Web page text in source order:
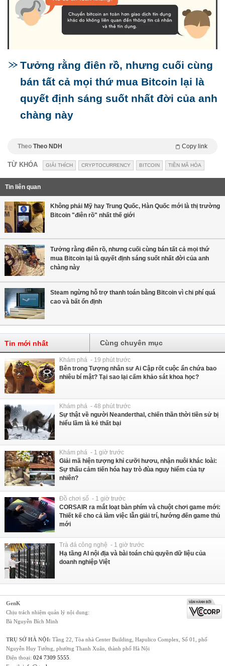
Tưởng rằng điên rồ, nhưng cuối cùng
bán tất cả mọi thứ mua Bitcoin lại là
quyết định sáng suốt nhất đời của anh
chàng này
Theo Theo NDH Copy link
TỪ KHÓA GIẢI THÍCH CRYPTOCURRENCY BITCOIN TIỀN MÃ HÓA
Tin liên quan
Không phải Mỹ hay Trung Quốc, Hàn Quốc mới là thị trường
Bitcoin "điên rồ" nhất thế giới
Tưởng rằng điên rồ, nhưng cuối cùng bán tất cả mọi thứ
mua Bitcoin lại là quyết định sáng suốt nhất đời của anh
chàng này
Steam ngừng hỗ trợ thanh toán bằng Bitcoin vì chi phí quá
cao và bất ổn định
Tin mới nhất Cùng chuyên mục
Khám phá - 19 phút trước
Bên trong Tượng nhân sư Ai Cập rốt cuộc ẩn chứa bao
nhiêu bí mật? Tại sao lại cấm khảo sát khoa học?
Khám phá - 48 phút trước
Sự thật về người Neanderthal, chiến thần thời tiền sử bị
hiểu lầm là kẻ thất bại
Khám phá - 1 giờ trước
Giải mã hiện tượng khỉ cưỡi hươu, nhận nuôi khác loài:
Sự thấu cảm tiến hóa hay trò đùa nguy hiểm của tự
nhiên?
Đồ chơi số - 1 giờ trước
CORSAIR ra mắt loạt bàn phím và chuột chơi game mới:
Thiết kế cho cả làm việc lẫn giải trí, hướng đến game thủ
mới
Trà đá công nghệ - 1 giờ trước
Hạ tầng AI nội địa và bài toán chủ quyền dữ liệu của
doanh nghiệp Việt
GenK
Chịu trách nhiệm quản lý nội dung:
Bà Nguyễn Bích Minh
TRỤ SỞ HÀ NỘI: Tầng 22, Tòa nhà Center Building, Hapulico Complex, Số 01, phố
Nguyễn Huy Tưởng, phường Thanh Xuân, thành phố Hà Nội
Điện thoại: 024 7309 5555